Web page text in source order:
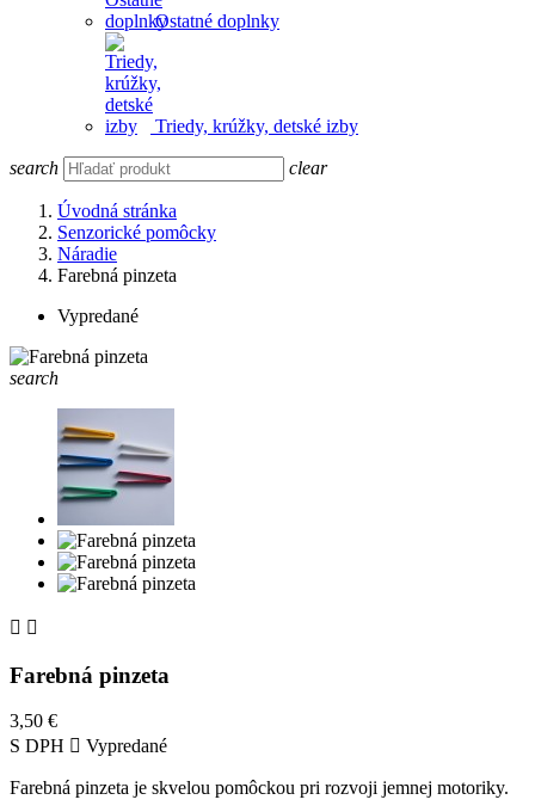
Ostatné doplnky
Triedy, krúžky, detské izby
search clear
Úvodná stránka
Senzorické pomôcky
Náradie
Farebná pinzeta
Vypredané
search
 
Farebná pinzeta
3,50 €
S DPH  Vypredané
Farebná pinzeta je skvelou pomôckou pri rozvoji jemnej motoriky.